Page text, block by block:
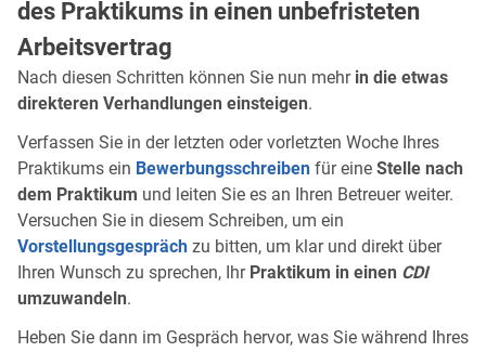
des Praktikums in einen unbefristeten
Arbeitsvertrag
Nach diesen Schritten können Sie nun mehr in die etwas
direkteren Verhandlungen einsteigen.
Verfassen Sie in der letzten oder vorletzten Woche Ihres
Praktikums ein Bewerbungsschreiben für eine Stelle nach
dem Praktikum und leiten Sie es an Ihren Betreuer weiter.
Versuchen Sie in diesem Schreiben, um ein
Vorstellungsgespräch zu bitten, um klar und direkt über
Ihren Wunsch zu sprechen, Ihr Praktikum in einen CDI
umzuwandeln.
Heben Sie dann im Gespräch hervor, was Sie während Ihres